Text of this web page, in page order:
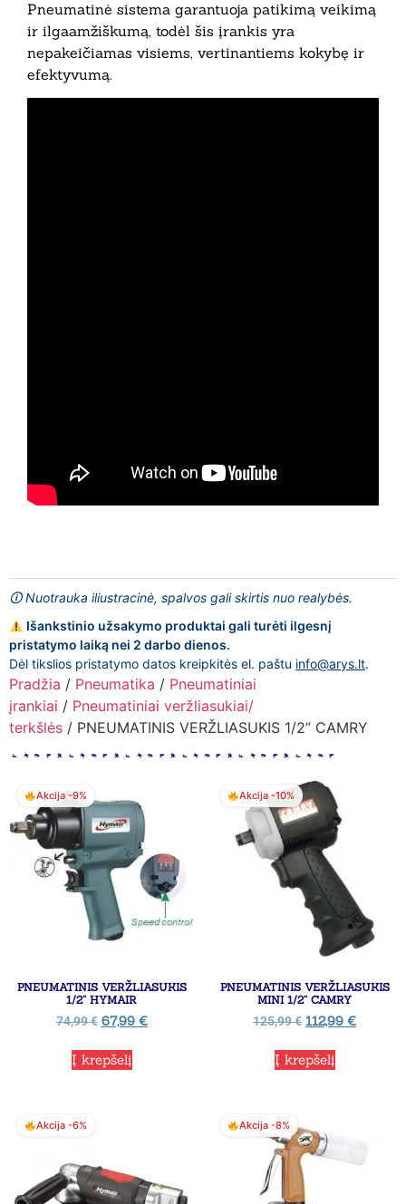
Pneumatinė sistema garantuoja patikimą veikimą
ir ilgaamžiškumą, todėl šis įrankis yra
nepakeičiamas visiems, vertinantiems kokybę ir
efektyvumą.
🛈 Nuotrauka iliustracinė, spalvos gali skirtis nuo realybės.
Išankstinio užsakymo produktai gali turėti ilgesnį
pristatymo laiką nei 2 darbo dienos.
Dėl tikslios pristatymo datos kreipkitės el. paštu info@arys.lt.
Pradžia / Pneumatika / Pneumatiniai
įrankiai / Pneumatiniai veržliasukiai/
terkšlės / PNEUMATINIS VERŽLIASUKIS 1/2” CAMRY
Akcija -9%
PNEUMATINIS VERŽLIASUKIS
1/2” HYMAIR
74,99€ 67,99 €
Į krepšelį
Akcija -10%
PNEUMATINIS VERŽLIASUKIS
MINI 1/2” CAMRY
125,99€ 112,99 €
Į krepšelį
Akcija -6% Akcija -8%